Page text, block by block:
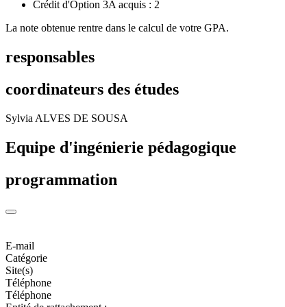
Crédit d'Option 3A acquis : 2
La note obtenue rentre dans le calcul de votre GPA.
responsables
coordinateurs des études
Sylvia ALVES DE SOUSA
Equipe d'ingénierie pédagogique
programmation
E-mail
Catégorie
Site(s)
Téléphone
Téléphone